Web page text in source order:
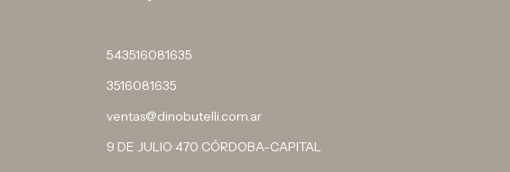
543516081635
3516081635
ventas@dinobutelli.com.ar
9 DE JULIO 470 CÓRDOBA-CAPITAL